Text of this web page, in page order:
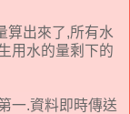
算出來了,所有水
用水的量剩下的
一.資料即時傳送